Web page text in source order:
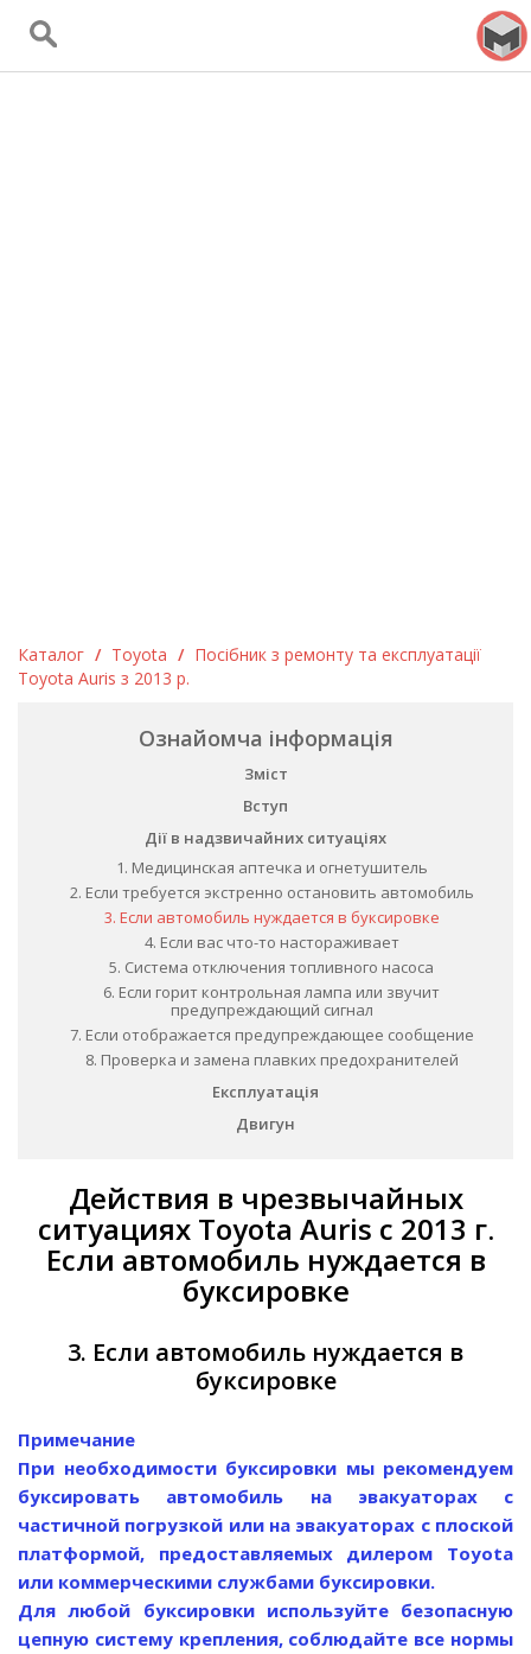
Каталог / Toyota / Посібник з ремонту та експлуатації
Toyota Auris з 2013 р.
Ознайомча інформація
Зміст
Вступ
Дії в надзвичайних ситуаціях
1. Медицинская аптечка и огнетушитель
2. Если требуется экстренно остановить автомобиль
3. Если автомобиль нуждается в буксировке
4. Если вас что-то настораживает
5. Система отключения топливного насоса
6. Если горит контрольная лампа или звучит
предупреждающий сигнал
7. Если отображается предупреждающее сообщение
8. Проверка и замена плавких предохранителей
Експлуатація
Двигун
Действия в чрезвычайных
ситуациях Toyota Auris с 2013 г.
Если автомобиль нуждается в
буксировке
3. Если автомобиль нуждается в
буксировке
Примечание
При необходимости буксировки мы рекомендуем
буксировать автомобиль на эвакуаторах с
частичной погрузкой или на эвакуаторах с плоской
платформой, предоставляемых дилером Toyota
или коммерческими службами буксировки.
Для любой буксировки используйте безопасную
цепную систему крепления, соблюдайте все нормы